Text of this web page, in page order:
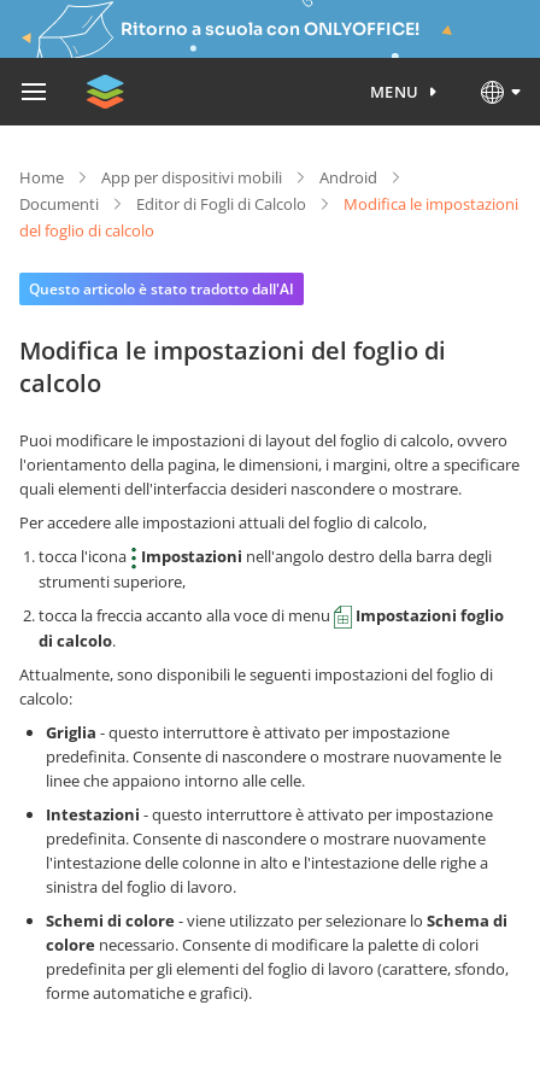
Ritorno a scuola con ONLYOFFICE!
MENU
Home App per dispositivi mobili
Android
Documenti
Editor di Fogli di Calcolo
Modifica le impostazioni
del foglio di calcolo
Questo articolo è stato tradotto dall'AI
Modifica le impostazioni del foglio di
calcolo
Puoi modificare le impostazioni di layout del foglio di calcolo, ovvero
l'orientamento della pagina, le dimensioni, i margini, oltre a specificare
quali elementi dell'interfaccia desideri nascondere o mostrare.
Per accedere alle impostazioni attuali del foglio di calcolo,
tocca l'icona
Impostazioni nell'angolo destro della barra degli
strumenti superiore,
tocca la freccia accanto alla voce di menu
Impostazioni foglio
di calcolo.
Attualmente, sono disponibili le seguenti impostazioni del foglio di
calcolo:
Griglia - questo interruttore è attivato per impostazione
predefinita. Consente di nascondere o mostrare nuovamente le
linee che appaiono intorno alle celle.
Intestazioni - questo interruttore è attivato per impostazione
predefinita. Consente di nascondere o mostrare nuovamente
l'intestazione delle colonne in alto e l'intestazione delle righe a
sinistra del foglio di lavoro.
Schemi di colore- viene utilizzato per selezionare lo Schema di
colore necessario. Consente di modificare la palette di colori
predefinita per gli elementi del foglio di lavoro (carattere, sfondo,
forme automatiche e grafici).